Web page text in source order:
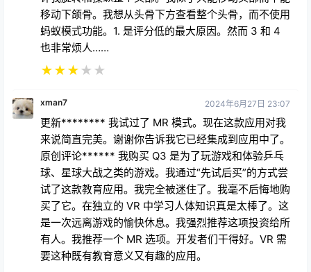
移动下颌骨。我想从头骨下方查看整个头骨，而不使用
蚂蚁模式功能。1. 是评分低的最大原因。然而 3 和 4
也非常烦人……
★★★★ ★
xman7 2024年6月27日 23:07
更新******** 我试过了 MR 模式。现在这款应用对我
来说简直完美。谢谢你告诉我它已经集成到应用中了。
原创评论****** 我购买 Q3 是为了玩游戏和体验乒乓
球、星球大战之类的游戏。我通过“先试后买”的方式尝
试了这款教育应用。我完全被迷住了。我毫不后悔地购
买了它。在独立的 VR 中学习人体知识真是太棒了。这
是一次远离游戏的愉快休息。我强烈推荐这项投资给所
有人。我推荐一个 MR 选项。开发者们干得好。VR 需
要这种既有教育意义又有趣的应用。